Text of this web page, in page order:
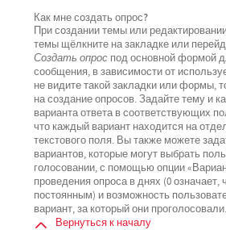
Как мне создать опрос?
При создании темы или
темы щёлкните на закладке или
Создать опроспод основной формой
сообщения, в зависимости от
не видите такой закладки или формы,
на создание опросов. Задайте тему и
варианта ответа в соответствующих
что каждый вариант находится на
текстового поля. Вы также можете
вариантов, которые могут выбрать
голосовании, с помощью опции
проведения опроса в днях (0 означает,
постоянным) и возможность
вариант, за который они проголосовали.
Вернуться к началу